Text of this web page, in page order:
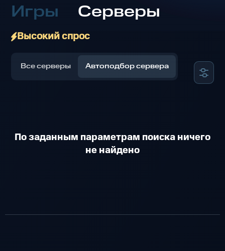
Игры Серверы
Высокий спрос
Все серверы Автоподбор сервера
По заданным параметрам поиска ничего
не найдено